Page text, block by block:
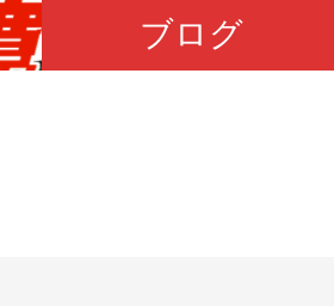
ブログ